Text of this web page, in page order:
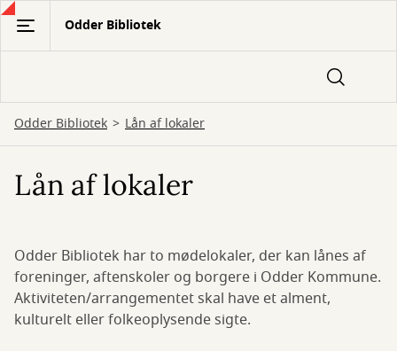
Gå
hovedindhold
Odder Bibliotek
Odder Bibliotek Lån af lokaler
Lån af lokaler
Odder Bibliotek har to mødelokaler, der kan lånes af
foreninger, aftenskoler og borgere i Odder Kommune.
Aktiviteten/arrangementet skal have et alment,
kulturelt eller folkeoplysende sigte.